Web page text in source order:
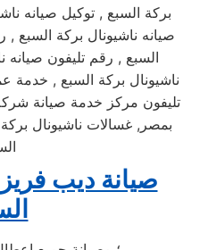
بركة السبع , توكيل صيانه
صيانه ناشيونال بركة السبع
السبع , رقم تليفون صيانه
ناشيونال بركة السبع , خدمة
تليفون مركز خدمة صيانة
بمصر, غسالات ناشيونال
صيانة ديب